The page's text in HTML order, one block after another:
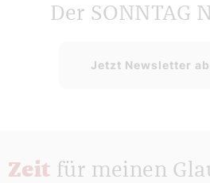
Der SONNTAG
Jetzt Newsletter
Zeit für meinen